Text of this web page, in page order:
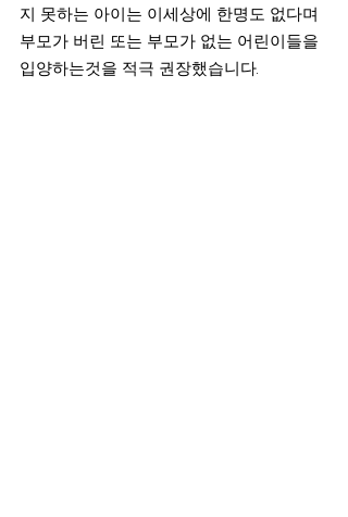
지 못하는 아이는 이세상에 한명도 없다며
부모가 버린 또는 부모가 없는 어린이들을
입양하는것을 적극 권장했습니다.